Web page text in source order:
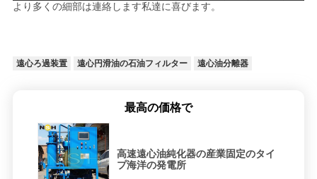
より多くの細部は連絡します私達に喜びます。
遠心ろ過装置 遠心円滑油の石油フィルター 遠心油分離器
最高の価格で
高速遠心油純化器の産業固定のタイ
プ海洋の発電所